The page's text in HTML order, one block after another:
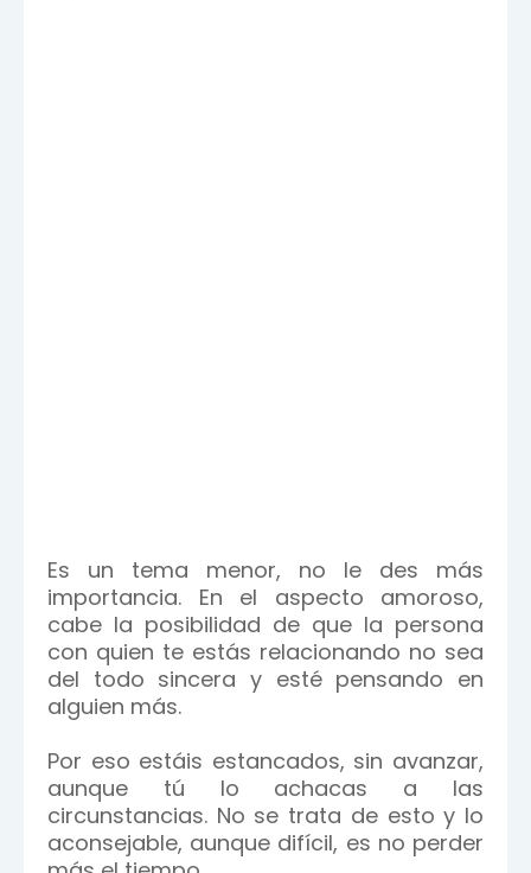
Es un tema menor, no le des más
importancia. En el aspecto amoroso,
cabe la posibilidad de que la persona
con quien te estás relacionando no sea
del todo sincera y esté pensando en
alguien más.
Por eso estáis estancados, sin avanzar,
aunque tú lo achacas a las
circunstancias. No se trata de esto y lo
aconsejable, aunque difícil, es no perder